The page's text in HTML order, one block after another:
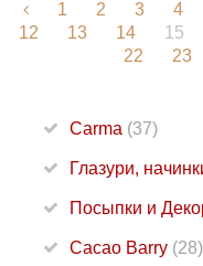
1 2 3 4
12
13 14 15
22
23
Carma (37)
Глазури,
Посыпки и
Cacao Barry (28)